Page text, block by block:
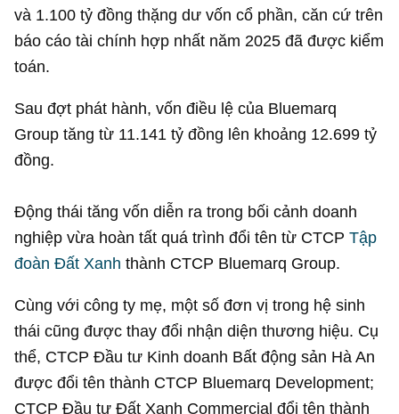
và 1.100 tỷ đồng thặng dư vốn cổ phần, căn cứ trên
báo cáo tài chính hợp nhất năm 2025 đã được kiểm
toán.
Sau đợt phát hành, vốn điều lệ của Bluemarq
Group tăng từ 11.141 tỷ đồng lên khoảng 12.699 tỷ
đồng.
Động thái tăng vốn diễn ra trong bối cảnh doanh
nghiệp vừa hoàn tất quá trình đổi tên từ CTCPTập
đoàn Đất Xanh thành CTCP Bluemarq Group.
Cùng với công ty mẹ, một số đơn vị trong hệ sinh
thái cũng được thay đổi nhận diện thương hiệu. Cụ
thể, CTCP Đầu tư Kinh doanh Bất động sản Hà An
được đổi tên thành CTCP Bluemarq Development;
CTCP Đầu tư Đất Xanh Commercial đổi tên thành